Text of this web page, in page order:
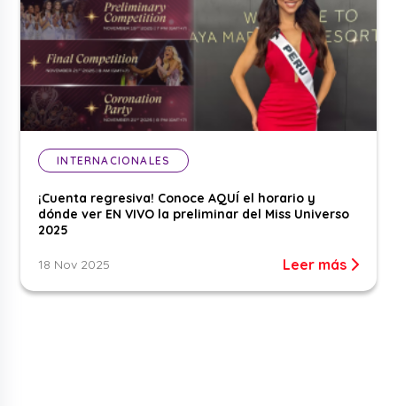
INTERNACIONALES
¡Cuenta regresiva! Conoce AQUÍ el horario y
dónde ver EN VIVO la preliminar del Miss Universo
2025
18 Nov 2025 Leer más